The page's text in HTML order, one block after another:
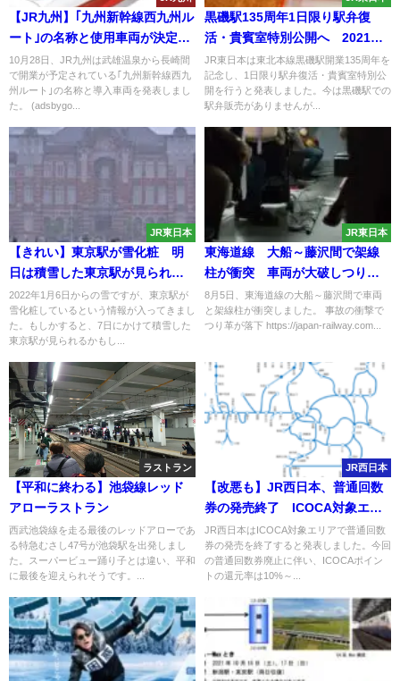
【JR九州】｢九州新幹線西九州ル
ート｣の名称と使用車両が決定
N700Sをカスタマイズ
10月28日、JR九州は武雄温泉から長崎間
で開業が予定されている｢九州新幹線西九
州ルート｣の名称と導入車両を発表しまし
た。 (adsbygo...
黒磯駅135周年1日限り駅弁復
活・貴賓室特別公開へ 2021年
12月12日実施
JR東日本は東北本線黒磯駅開業135周年を
記念し、1日限り駅弁復活・貴賓室特別公
開を行うと発表しました。今は黒磯駅での
駅弁販売がありませんが...
JR東日本
【きれい】東京駅が雪化粧 明
日は積雪した東京駅が見られ
る？！
2022年1月6日からの雪ですが、東京駅が
雪化粧しているという情報が入ってきまし
た。もしかすると、7日にかけて積雪した
東京駅が見られるかもし...
JR東日本
東海道線 大船～藤沢間で架線
柱が衝突 車両が大破しつり革
落下
8月5日、東海道線の大船～藤沢間で車両
と架線柱が衝突しました。 事故の衝撃で
つり革が落下 https://japan-railway.com...
ラストラン
【平和に終わる】池袋線レッド
アローラストラン
西武池袋線を走る最後のレッドアローであ
る特急むさし47号が池袋駅を出発しまし
た。スーパービュー踊り子とは違い、平和
に最後を迎えられそうです。...
JR西日本
【改悪も】JR西日本、普通回数
券の発売終了 ICOCA対象エリ
アで
JR西日本はICOCA対象エリアで普通回数
券の発売を終了すると発表しました。今回
の普通回数券廃止に伴い、ICOCAポイン
トの還元率は10%～...